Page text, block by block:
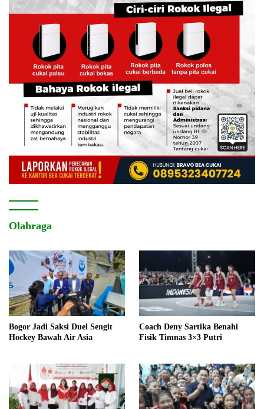
Olahraga
Bogor Jadi Saksi Duel Sengit
Hockey Bawah Air Asia
Coach Deny Sartika Benahi
Fisik Timnas 3×3 Putri